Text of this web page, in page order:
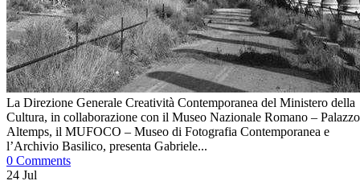
La Direzione Generale Creatività Contemporanea del Ministero della
Cultura, in collaborazione con il Museo Nazionale Romano – Palazzo
Altemps, il MUFOCO – Museo di Fotografia Contemporanea e
l’Archivio Basilico, presenta Gabriele...
0 Comments
24 Jul